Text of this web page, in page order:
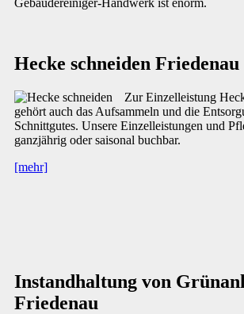
Hecke schneiden Friedenau
Zur Einzelleistung
gehört auch das Aufsammeln und die
Schnittgutes. Unsere Einzelleistungen und
ganzjährig oder saisonal buchbar.
[mehr]
Instandhaltung von
Friedenau